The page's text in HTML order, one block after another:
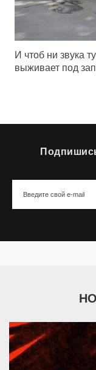
И чтоб ни звука
выживает под